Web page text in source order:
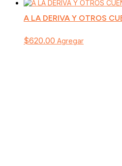
A LA DERIVA Y OTROS
$620.00 Agregar